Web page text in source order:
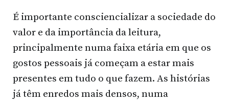
É importante consciencializar a sociedade do
valor e da importância da leitura,
principalmente numa faixa etária em que os
gostos pessoais já começam a estar mais
presentes em tudo o que fazem. As histórias
já têm enredos mais densos, numa